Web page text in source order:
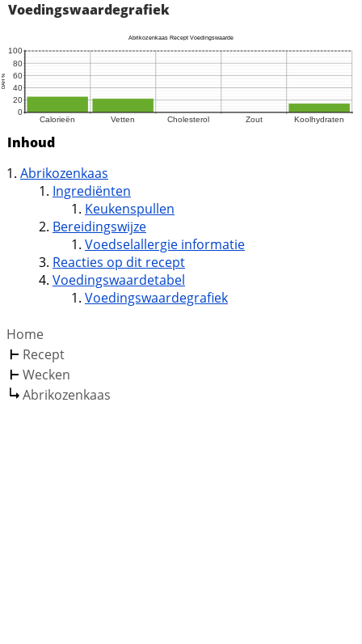
Voedingswaardegrafiek
Inhoud
Abrikozenkaas
Ingrediënten
Keukenspullen
Bereidingswijze
Voedselallergie informatie
Reacties op dit recept
Voedingswaardetabel
Voedingswaardegrafiek
Home
Recept
Wecken
Abrikozenkaas